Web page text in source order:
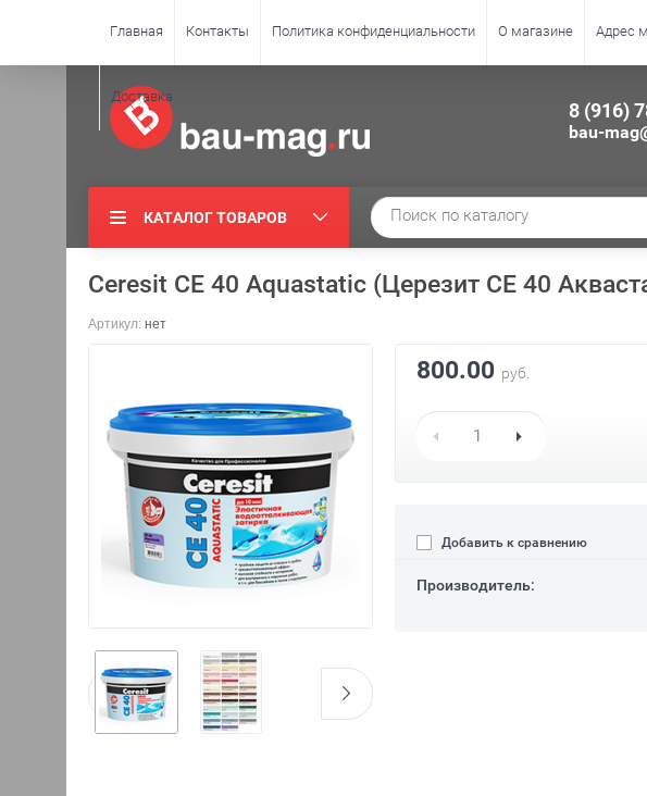
Главная Контакты Политика конфиденциальности О магазине Адрес
Доставка
8 (916)
bau-
КАТАЛОГ ТОВАРОВ
Ceresit СЕ 40 Aquastatic (Церезит СЕ 40
Артикул: нет
800.00 руб.
Добавить к сравнению
Производитель: